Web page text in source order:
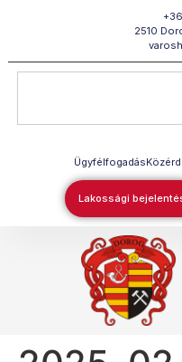
2510
Ügyfélfogadás
Lakossági